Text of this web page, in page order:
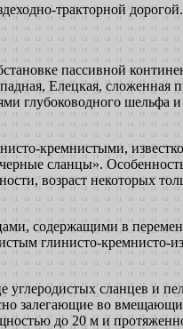
тракторной дорогой.
пассивной
Елецкая, сложенная
глубоководного шельфа и
кремнистыми,
сланцы».
возраст некоторых
содержащими в
глинисто-кремнисто-
углеродистых сланцев и
залегающие во
до 20 м и